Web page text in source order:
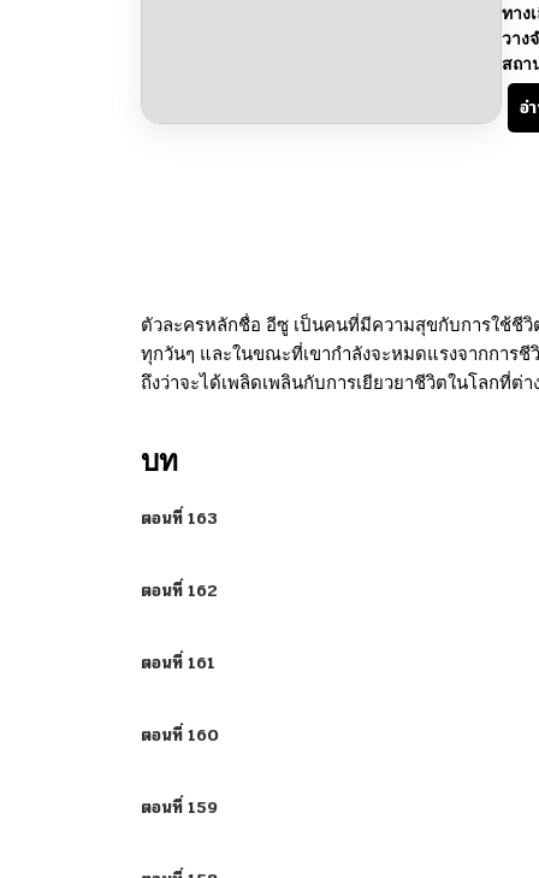
ทาง
วาง
สถา
อ่
ตัวละครหลักชื่อ อีซู เป็นคนที่มีความสุขกับการใช้ชี
ทุกวันๆ และในขณะที่เขากำลังจะหมดแรงจากการชี
ถึงว่าจะได้เพลิดเพลินกับการเยียวยาชีวิตในโลกที่
บท
ตอนที่ 163
ตอนที่ 162
ตอนที่ 161
ตอนที่ 160
ตอนที่ 159